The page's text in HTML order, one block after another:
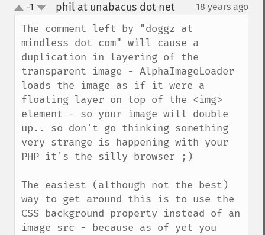
up
down
-1 phil at unabacus dot net¶ 18 years ago
The comment left by "doggz at
mindless dot com" will cause a
duplication in layering of the
transparent image - AlphaImageLoader
loads the image as if it were a
floating layer on top of the <img>
element - so your image will double
up.. so don't go thinking something
very strange is happening with your
PHP it's the silly browser ;)
The easiest (although not the best)
way to get around this is to use the
CSS background property instead of an
image src - because as of yet you